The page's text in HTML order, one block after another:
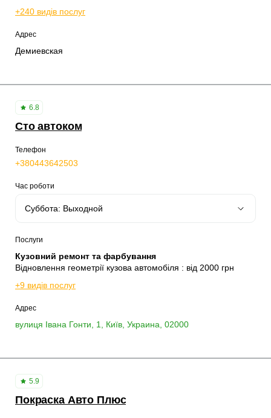
+240 видів послуг
Адрес
Демиевская
6.8
Сто автоком
Телефон
+380443642503
Час роботи
Послуги
Кузовний ремонт та фарбування
Відновлення геометрії кузова автомобіля : від 2000 грн
+9 видів послуг
Адрес
вулиця Івана Гонти, 1, Київ, Украина, 02000
5.9
Покраска Авто Плюс